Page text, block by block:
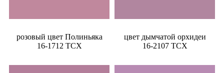
розовый цвет Полиньяка
16-1712 TCX
цвет дымчатой орхидеи
16-2107 TCX